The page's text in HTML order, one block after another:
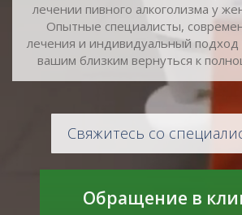
лечении пивного алкоголизма у
Опытные специалисты,
лечения и индивидуальный подход
вашим близким вернуться к
Свяжитесь со
Обращение в